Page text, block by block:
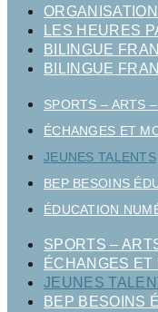
LES HEURES
BILINGUE
BILINGUE
SPORTS – ARTS
ÉCHANGES ET
JEUNES TALENTS
BEP BESOINS
ÉDUCATION
SPORTS –
ÉCHANGES ET
JEUNES
BEP BESOINS